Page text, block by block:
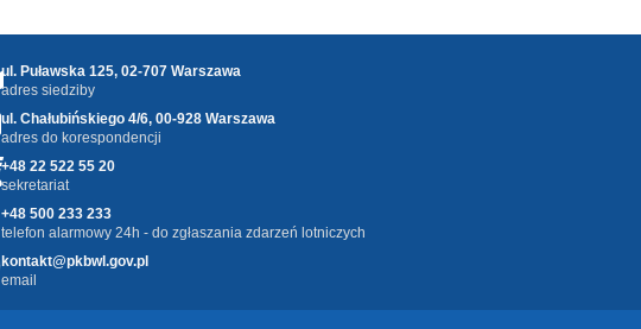
ul. Puławska 125, 02-707 Warszawa
adres siedziby
ul. Chałubińskiego 4/6, 00-928 Warszawa
adres do korespondencji
+48 22 522 55 20
sekretariat
+48 500 233 233
telefon alarmowy 24h - do zgłaszania zdarzeń lotniczych
kontakt@pkbwl.gov.pl
email